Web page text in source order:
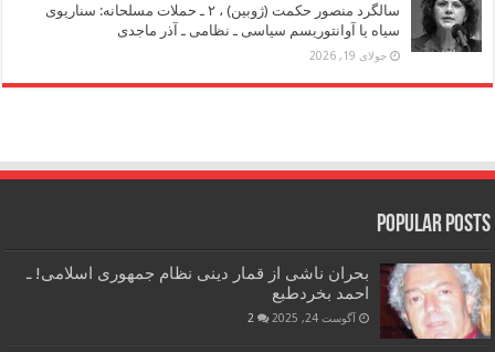
سالگرد منصور حکمت (ژوبین) ، ۲ ـ حملات مسلحانه: سناریوی
سیاه یا آوانتوریسم سیاسی ـ نظامی ـ آذر ماجدی
جولای 19, 2026
Popular Posts
بحران ناشی از قمار دینی نظام جمهوری اسلامی! ـ
احمد بخردطبع
آگوست 24, 2025 2